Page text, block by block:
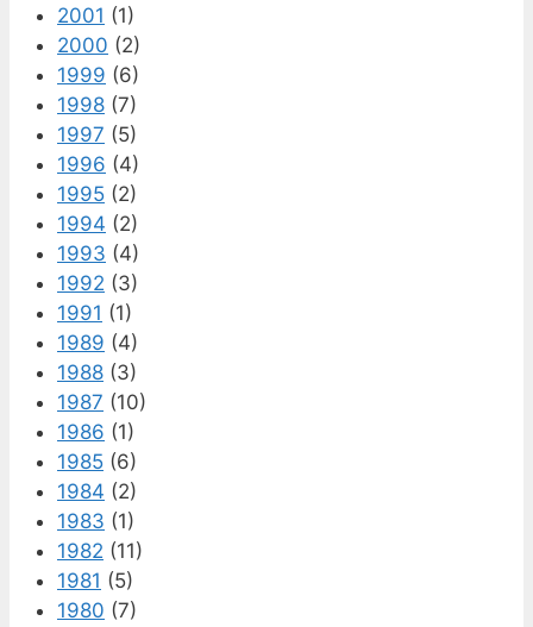
2001 (1)
2000 (2)
1999 (6)
1998 (7)
1997 (5)
1996 (4)
1995 (2)
1994 (2)
1993 (4)
1992 (3)
1991 (1)
1989 (4)
1988 (3)
1987 (10)
1986 (1)
1985 (6)
1984 (2)
1983 (1)
1982 (11)
1981 (5)
1980 (7)